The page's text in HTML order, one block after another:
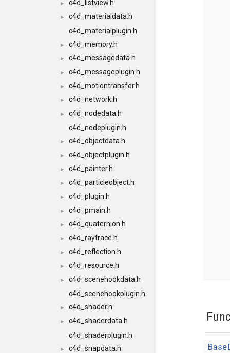
► c4d_listview.h
►
c4d_materialdata.h
c4d_materialplugin.h
► c4d_memory.h
► c4d_messagedata.h
► c4d_messageplugin.h
► c4d_motiontransfer.h
► c4d_network.h
►
c4d_nodedata.h
c4d_nodeplugin.h
► c4d_objectdata.h
► c4d_objectplugin.h
► c4d_painter.h
► c4d_particleobject.h
► c4d_plugin.h
► c4d_pmain.h
► c4d_quaternion.h
► c4d_raytrace.h
► c4d_reflection.h
► c4d_resource.h
►
c4d_scenehookdata.h
c4d_scenehookplugin.h
► c4d_shader.h
►
c4d_shaderdata.h
c4d_shaderplugin.h
►
c4d_snapdata.h